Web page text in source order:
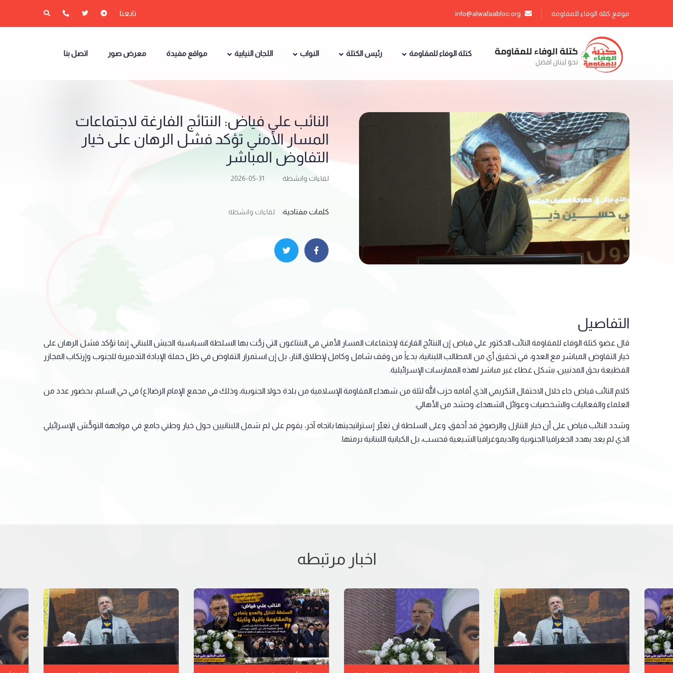
تابعنا موقع كتلة الوفاء للمقاومة
كتلة الوفاء للمقاومة رئيس الكتلة النواب اللجان النيابية مواقع مفيدة معرض صور اتصل بنا
النائب علي فياض: النتائج الفارغة لاجتماعات
المسار الأمني تؤكد فشل الرهان على خيار
التفاوض المباشر
لقاءات وانشطة 2026-05-31
كلمات مفتاحية: لقاءات وانشطة
التفاصيل
قال عضو كتلة الوفاء للمقاومة النائب الدكتور علي فياض إن النتائج الفارغة لإجتماعات المسار الأمني في البنتاغون التي زجَّت بها السلطة السياسية الجيش اللبناني، إنما تؤكد فشل الرهان على
خيار التفاوض المباشر مع العدو، في تحقيق أي من المطالب اللبنانية، بدءاً من وقف شامل وكامل لإطلاق النار، بل إن استمرار التفاوض في ظل حملة الإبادة التدميرية للجنوب وإرتكاب المجازر
الفظيعة بحق المدنيين، يشكل غطاء غير مباشر لهذه الممارسات الإسرائيلية.
كلام النائب فياض جاء خلال الاحتفال التكريمي الذي أقامه حزب الله لثلة من شهداء المقاومة الإسلامية من بلدة حولا الجنوبية، وذلك في مجمع الإمام الرضا(ع) في حي السلم، بحضور عدد من
العلماء والفعاليات والشخصيات وعوائل الشهداء، وحشد من الأهالي.
وشدد النائب فياض على أن خيار التنازل والرضوخ قد أخفق، وعلى السلطة ان تغيِّر إستراتيجيتها باتجاه آخر، يقوم على لم شمل اللبنانيين حول خيار وطني جامع في مواجهة التوحُّش الإسرائيلي
الذي لم يعد يهدد الجغرافيا الجنوبية والديموغرافيا الشيعية فحسب، بل الكيانية اللبنانية برمتها.
اخبار مرتبطه